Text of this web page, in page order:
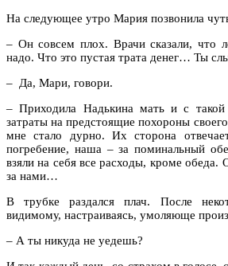
На следующее утро Мария позвонила
– Он совсем плох. Врачи сказали, что
надо. Что это пустая трата денег… Ты
– Да, Мари, говори.
– Приходила Надькина мать и с такой
затраты на предстоящие похороны
мне стало дурно. Их сторона
погребение, наша – за поминальный
взяли на себя все расходы, кроме обеда.
за нами…
В трубке раздался плач. После
видимому, настраиваясь, умоляюще
– А ты никуда не уедешь?